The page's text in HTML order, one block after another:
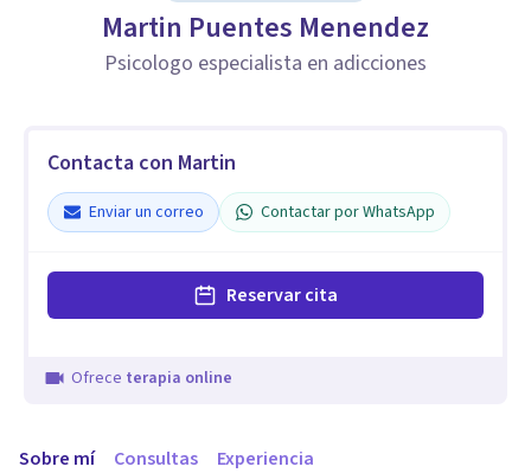
Martin Puentes Menendez
Psicologo especialista en adicciones
Contacta con Martin
Enviar un correo Contactar por WhatsApp
Reservar cita
Ofrece terapia online
Sobre mí Consultas Experiencia